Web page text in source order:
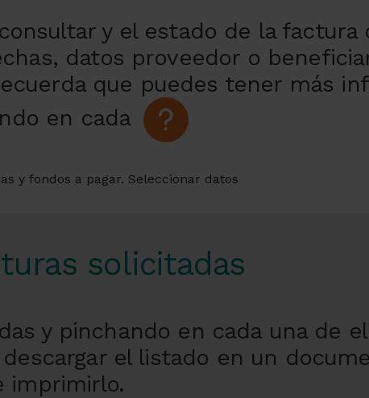
y el estado de la factura
datos proveedor o
que puedes tener más
en cada
solicitadas
y pinchando en cada una de
el listado en un
imprimirlo.